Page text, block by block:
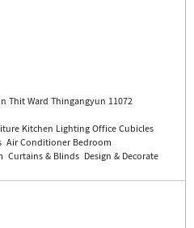
Thit Ward Thingangyun 11072
Kitchen LightingOffice Cubicles
Air ConditionerBedroom
Curtains & Blinds Design & Decorate